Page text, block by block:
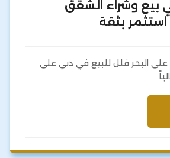
بيع وشراء الشقق
استثمر بثقة
البحر فلل للبيع في دبي على